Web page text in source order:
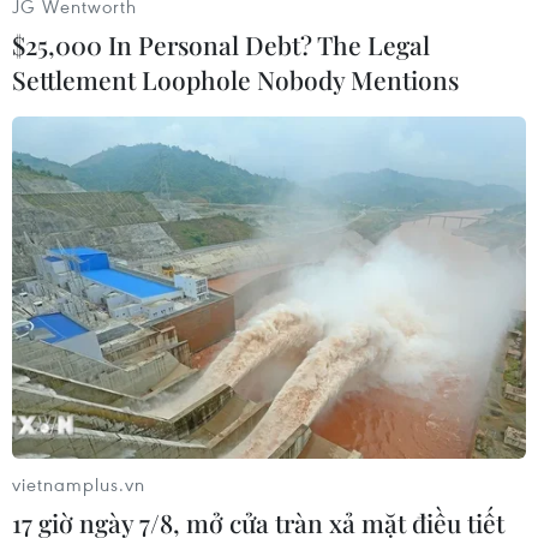
phát hiện, lập biên bản bắt người phạm tội quả
tang đối với Nguyễn Đăng Tuấn và Chu Đình
Bằng về hành vi vận chuyển trái phép chất ma
An Giang: Bắt tạm giam 3
đối tượng sử dụng ma túy
tại phòng trọ
Sau khi nhậu xong, Nguyễn Thanh
Phú cùng Nguyễn Văn Thương rủ
nhau mua ma túy đem đến phòng
trọ Trần Thị Huỳnh Giao thuê để tổ
chức sử dụng ma túy cùng Giao
và 3 phụ nữ khác.
JG Wentworth
$25,000 In Personal Debt? The Legal
Settlement Loophole Nobody Mentions
vietnamplus.vn
17 giờ ngày 7/8, mở cửa tràn xả mặt điều tiết